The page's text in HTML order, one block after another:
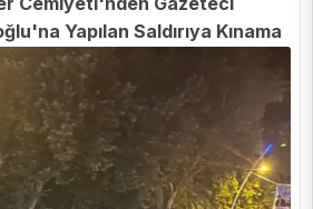
Yapılan Saldırıya Kınama